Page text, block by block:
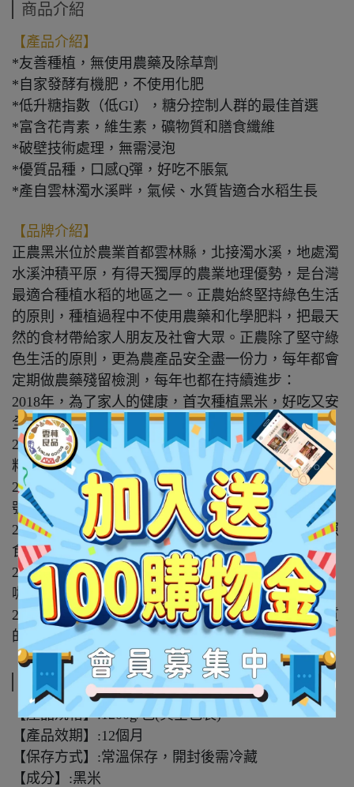
商品介紹
【產品介紹】
*友善種植，無使用農藥及除草劑
*自家發酵有機肥，不使用化肥
*低升糖指數（低GI），糖分控制人群的最佳首選
*富含花青素，維生素，礦物質和膳食纖維
*破壁技術處理，無需浸泡
*優質品種，口感Q彈，好吃不脹氣
*產自雲林濁水溪畔，氣候、水質皆適合水稻生長
【品牌介紹】
正農黑米位於農業首都雲林縣，北接濁水溪，地處濁
水溪沖積平原，有得天獨厚的農業地理優勢，是台灣
最適合種植水稻的地區之一。正農始終堅持綠色生活
的原則，種植過程中不使用農藥和化學肥料，把最天
然的食材帶給家人朋友及社會大眾。正農除了堅守綠
色生活的原則，更為農產品安全盡一份力，每年都會
定期做農藥殘留檢測，每年也都在持續進步：
2018年，為了家人的健康，首次種植黑米，好吃又安
全的黑米贏得親友街坊的喜愛，成立了正農黑米。
2019年，提出【三零標準米】即 0農藥，0化學肥
料，0除草劑的優質米。
2020年，通過產銷履歷驗證，並獲得雲林良品的稱
號。
2021年，通過農產品初級加工場資格，將農產品按照
食品的標準生產。
2022年，按照農產品初級加工的生產標準，開發出0
咖啡因飲品，黑雙寶養氣飲和黃金蕎麥茶。
2023年，正農農產的電商平台正是成立，提供更優質
的服務和體驗。
規格說明
【產品規格】:1200g/包(真空包裝)
【產品效期】:12個月
【保存方式】:常溫保存，開封後需冷藏
【成分】:黑米